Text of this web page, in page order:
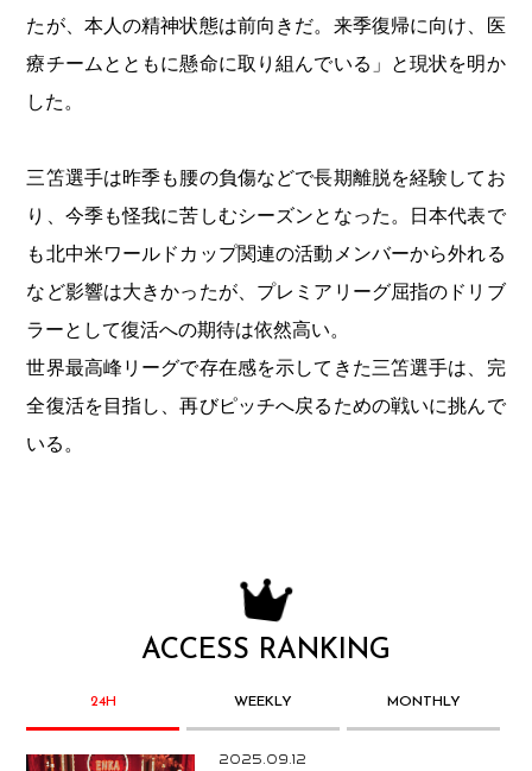
たが、本人の精神状態は前向きだ。来季復帰に向け、医
療チームとともに懸命に取り組んでいる」と現状を明か
した。
三笘選手は昨季も腰の負傷などで長期離脱を経験してお
り、今季も怪我に苦しむシーズンとなった。日本代表で
も北中米ワールドカップ関連の活動メンバーから外れる
など影響は大きかったが、プレミアリーグ屈指のドリブ
ラーとして復活への期待は依然高い。
世界最高峰リーグで存在感を示してきた三笘選手は、完
全復活を目指し、再びピッチへ戻るための戦いに挑んで
いる。
ACCESS RANKING
24H WEEKLY MONTHLY
2025.09.12